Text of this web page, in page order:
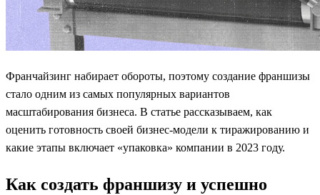
Франчайзинг набирает обороты, поэтому создание франшизы
стало одним из самых популярных вариантов
масштабирования бизнеса. В статье рассказываем, как
оценить готовность своей бизнес-модели к тиражированию и
какие этапы включает «упаковка» компании в 2023 году.
Как создать франшизу и успешно